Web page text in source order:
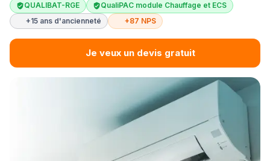
QUALIBAT-RGE
QualiPAC module Chauffage et ECS
+15 ans d'ancienneté
+87 NPS
Je veux un devis gratuit